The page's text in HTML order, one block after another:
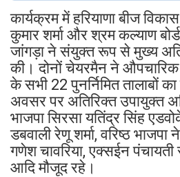
कार्यक्रम में हरियाणा बीज
कुमार शर्मा और श्रम कल्याण
जांगड़ा ने संयुक्त रूप से मुख्य
की। दोनों चेयरमैन ने औपचारिक
के सभी 22 पुनर्निमित तालाबों
अवसर पर अतिरिक्त उपायुक्त
भाजपा सिरसा यतिंद्र सिंह
डबवाली रेणू शर्मा, वरिष्ठ भाजपा
गणेश चावरिया, एक्सईन पंचायती
आदि मौजूद रहे।